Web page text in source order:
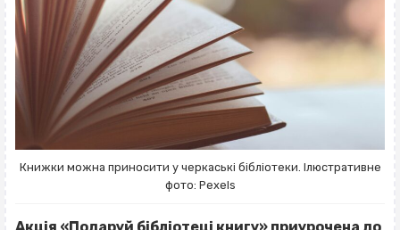
Книжки можна приносити у черкаські бібліотеки. Ілюстративне
фото: Pexels